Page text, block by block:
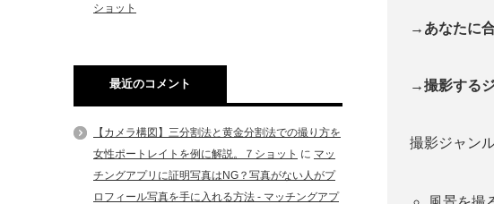
→あなたに
→撮影する
撮影ジャン
ショット
最近のコメント
【カメラ構図】三分割法と黄金分割法での撮り方を
女性ポートレイトを例に解説。７ショット に マッ
チングアプリに証明写真はNG？写真がない人がプ
ロフィール写真を手に入れる方法 - マッチングアプ